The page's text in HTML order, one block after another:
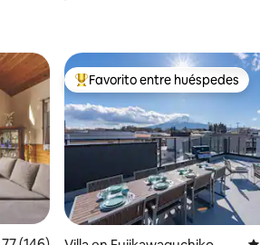
Favorito entre huéspedes
Favorito entre huéspedes